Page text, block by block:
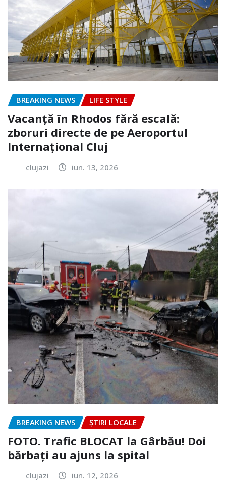
BREAKING NEWS LIFE STYLE
Vacanță în Rhodos fără escală:
zboruri directe de pe Aeroportul
Internațional Cluj
clujazi iun. 13, 2026
BREAKING NEWS ȘTIRI LOCALE
FOTO. Trafic BLOCAT la Gârbău! Doi
bărbați au ajuns la spital
clujazi iun. 12, 2026